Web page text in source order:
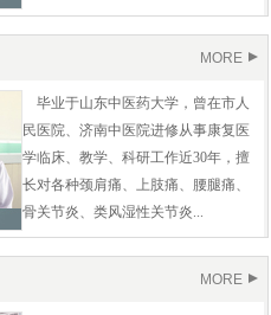
MORE
毕业于山东中医药大学，曾在市人
民医院、济南中医院进修从事康复医
学临床、教学、科研工作近30年，擅
长对各种颈肩痛、上肢痛、腰腿痛、
骨关节炎、类风湿性关节炎...
MORE